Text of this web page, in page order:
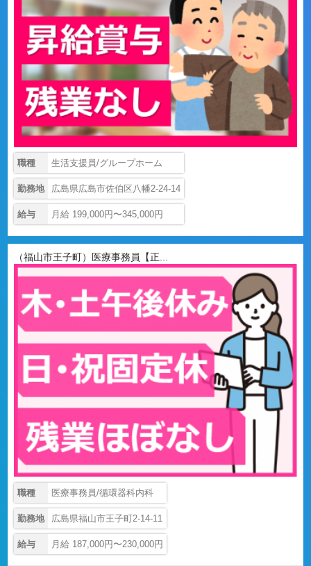
職種 生活支援員/グループホーム
勤務地 広島県広島市佐伯区八幡2-24-14
給与 月給 199,000円〜345,000円
（福山市王子町）医療事務員【正...
職種 医療事務員/循環器科内科
勤務地 広島県福山市王子町2-14-11
給与 月給 187,000円〜230,000円